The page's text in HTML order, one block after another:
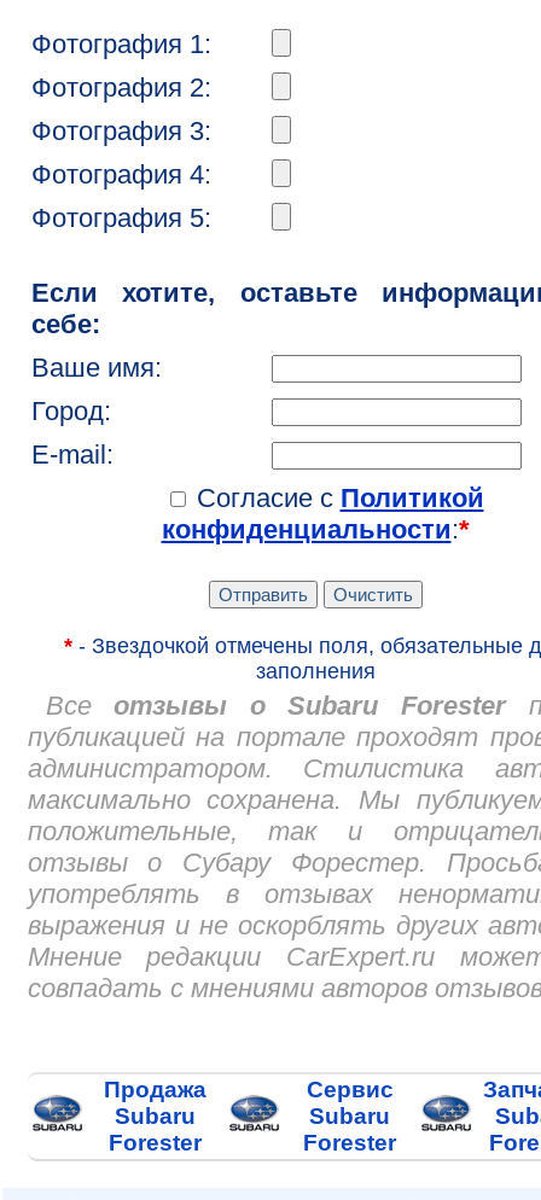
Фотография 1:
Фотография 2:
Фотография 3:
Фотография 4:
Фотография 5:
Если хотите, оставьте
себе:
Ваше имя:
Город:
E-mail:
Согласие с Политикой
конфиденциальности:*
*- Звездочкой отмечены поля, обязательные
заполнения
Всеотзывы о Subaru Forester
публикацией на портале проходят
администратором. Стилистика
максимально сохранена. Мы
положительные, так и
отзывы о Субару Форестер.
употреблять в отзывах
выражения и не оскорблять других
Мнение редакции CarExpert.ru
совпадать с мнениями авторов
Продажа
Subaru
Forester
Сервис
Subaru
Forester